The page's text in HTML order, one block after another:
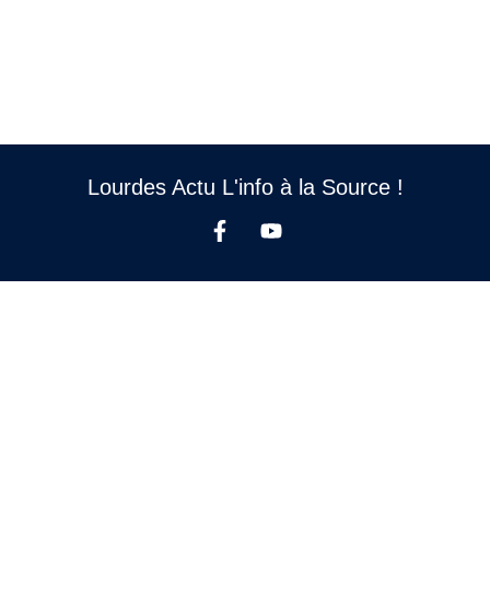
Lourdes Actu L'info à la Source !